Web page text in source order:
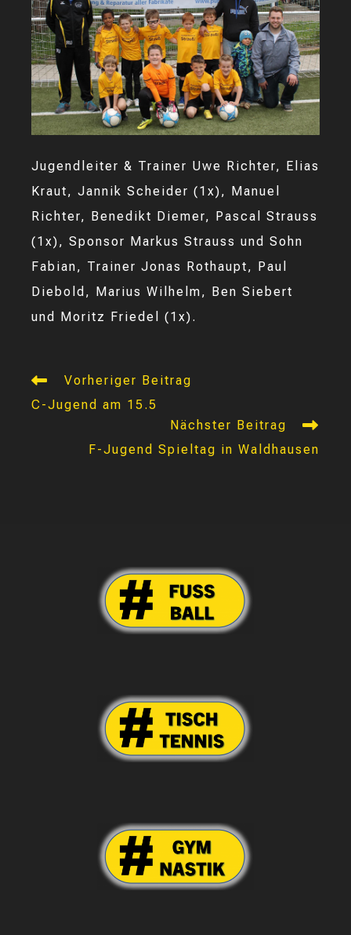
Jugendleiter & Trainer Uwe Richter, Elias
Kraut, Jannik Scheider (1x), Manuel
Richter, Benedikt Diemer, Pascal Strauss
(1x), Sponsor Markus Strauss und Sohn
Fabian, Trainer Jonas Rothaupt, Paul
Diebold, Marius Wilhelm, Ben Siebert
und Moritz Friedel (1x).
Weitere
ansehen
Vorheriger Beitrag
C-Jugend am 15.5
Nächster Beitrag
F-Jugend Spieltag in Waldhausen